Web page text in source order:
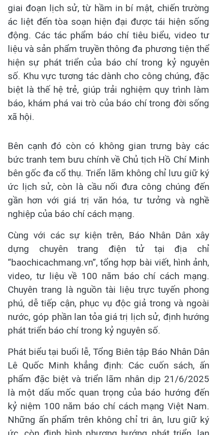
giai đoạn lịch sử, từ hầm in bí mật, chiến trường
ác liệt đến tòa soạn hiện đại được tái hiện sống
động. Các tác phẩm báo chí tiêu biểu, video tư
liệu và sản phẩm truyền thông đa phương tiện thể
hiện sự phát triển của báo chí trong kỷ nguyên
số. Khu vực tương tác dành cho công chúng, đặc
biệt là thế hệ trẻ, giúp trải nghiệm quy trình làm
báo, khám phá vai trò của báo chí trong đời sống
xã hội.
Bên cạnh đó còn có không gian trưng bày các
bức tranh tem bưu chính về Chủ tịch Hồ Chí Minh
bên gốc đa cổ thụ. Triển lãm không chỉ lưu giữ ký
ức lịch sử, còn là cầu nối đưa công chúng đến
gần hơn với giá trị văn hóa, tư tưởng và nghề
nghiệp của báo chí cách mạng.
Cùng với các sự kiện trên, Báo Nhân Dân xây
dựng chuyên trang điện tử tại địa chỉ
“baochicachmang.vn”, tổng hợp bài viết, hình ảnh,
video, tư liệu về 100 năm báo chí cách mạng.
Chuyên trang là nguồn tài liệu trực tuyến phong
phú, dễ tiếp cận, phục vụ độc giả trong và ngoài
nước, góp phần lan tỏa giá trị lịch sử, định hướng
phát triển báo chí trong kỷ nguyên số.
Phát biểu tại buổi lễ, Tổng Biên tập Báo Nhân Dân
Lê Quốc Minh khẳng định: Các cuốn sách, ấn
phẩm đặc biệt và triển lãm nhân dịp 21/6/2025
là một dấu mốc quan trọng của báo hướng đến
kỷ niệm 100 năm báo chí cách mạng Việt Nam.
Những ấn phẩm trên không chỉ tri ân, lưu giữ ký